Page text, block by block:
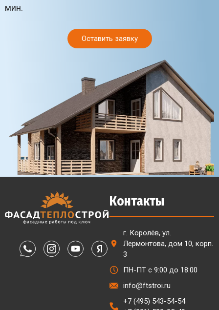
мин.
Оставить заявку
Контакты
г. Королёв, ул.
Лермонтова, дом 10, корп.
3
ПН-ПТ с 9:00 до 18:00
info@ftstroi.ru
+7 (495) 543-54-54